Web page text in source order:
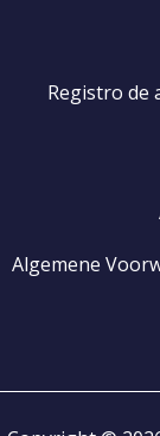
Registro de
Algemene